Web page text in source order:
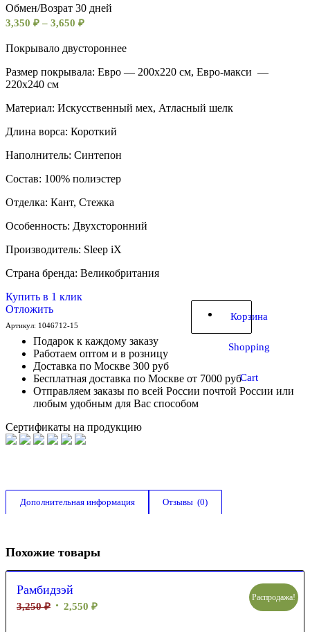
Корзина
Shopping
Cart
Обмен/Возрат 30 дней
3,350 ₽ – 3,650 ₽
Покрывало двустороннее
Размер покрывала: Евро — 200х220 см, Евро-макси —
220х240 см
Материал: Искусственный мех, Атласный шелк
Длина ворса: Короткий
Наполнитель: Синтепон
Состав: 100% полиэстер
Отделка: Кант, Стежка
Особенность: Двухсторонний
Производитель: Sleep iX
Страна бренда: Великобритания
Купить в 1 клик
Отложить
Артикул: 1046712-15
Подарок к каждому заказу
Работаем оптом и в розницу
Доставка по Москве 300 руб
Бесплатная доставка по Москве от 7000 руб
Отправляем заказы по всей России почтой России или
любым удобным для Вас способом
Сертификаты на продукцию
Дополнительная информация Отзывы  (0)
Похожие товары
Рамбидзэй
3,250₽ 2,550 ₽
Распродажа!